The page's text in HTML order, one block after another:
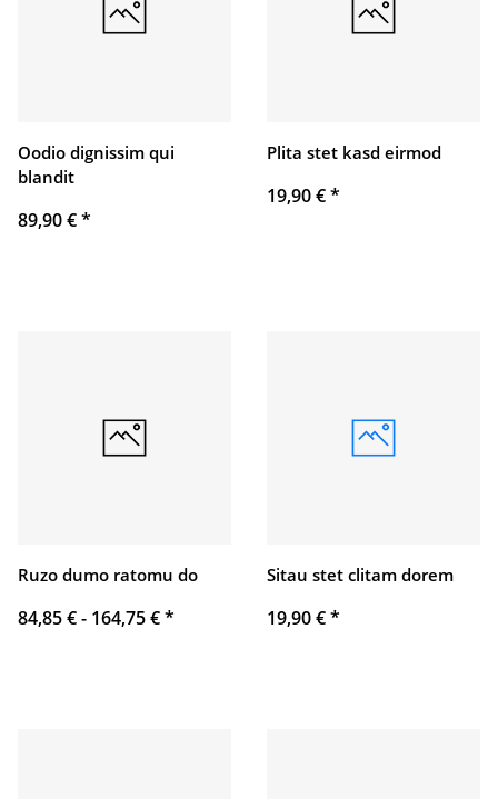
Oodio dignissim qui
blandit
89,90 €*
Plita stet kasd eirmod
19,90 €*
Ruzo dumo ratomu do
84,85 € - 164,75 €*
Sitau stet clitam dorem
19,90 €*